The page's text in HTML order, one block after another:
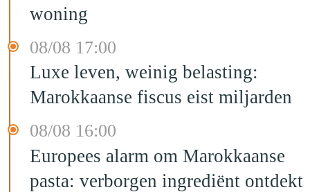
woning
08/08 17:00
Luxe leven, weinig belasting:
Marokkaanse fiscus eist miljarden
08/08 16:00
Europees alarm om Marokkaanse
pasta: verborgen ingrediënt ontdekt